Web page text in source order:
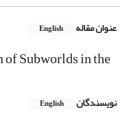
عنوان مقاله English
Subworlds in the
نویسندگان English